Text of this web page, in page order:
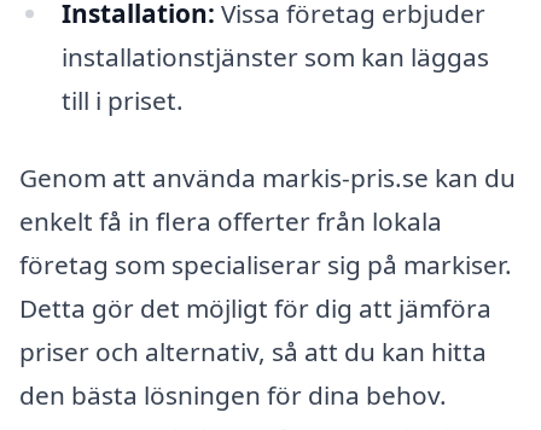
Installation: Vissa företag erbjuder
installationstjänster som kan läggas
till i priset.
Genom att använda markis-pris.se kan du
enkelt få in flera offerter från lokala
företag som specialiserar sig på markiser.
Detta gör det möjligt för dig att jämföra
priser och alternativ, så att du kan hitta
den bästa lösningen för dina behov.